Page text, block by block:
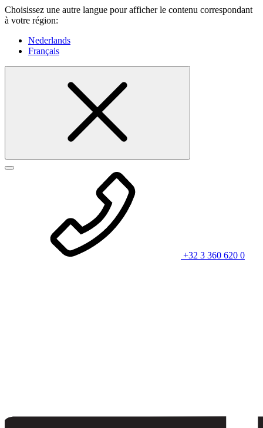
Choisissez une autre langue pour afficher le contenu correspondant
à votre région:
Nederlands
Français
+32 3 360 620 0